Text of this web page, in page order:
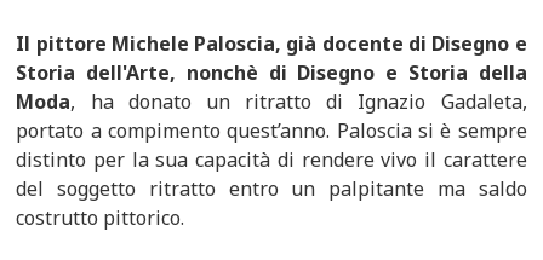
Il pittore Michele Paloscia, già docente di Disegno e
Storia dell'Arte, nonchè di Disegno e Storia della
Moda, ha donato un ritratto di Ignazio Gadaleta,
portato a compimento quest’anno. Paloscia si è sempre
distinto per la sua capacità di rendere vivo il carattere
del soggetto ritratto entro un palpitante ma saldo
costrutto pittorico.